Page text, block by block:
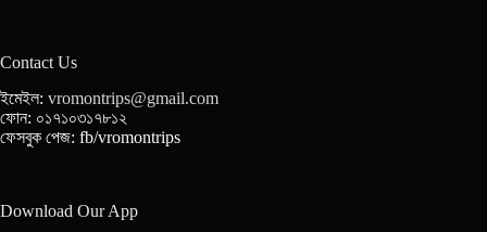
Contact Us
ইমেইল: vromontrips@gmail.com
ফোন: ০১৭১০৩১৭৮১২
ফেসবুক পেজ: fb/vromontrips
Download Our App